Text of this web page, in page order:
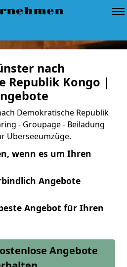
nach
Republik Kongo |
Demokratische Republik
- Groupage - Beiladung
Überseeumzüge.
wenn es um Ihren
Angebote
Angebot für Ihren
Angebote